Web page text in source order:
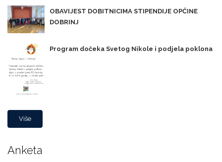
OBAVIJEST DOBITNICIMA STIPENDIJE OPĆINE
DOBRINJ
Program dočeka Svetog Nikole i podjela poklona
Više
Anketa